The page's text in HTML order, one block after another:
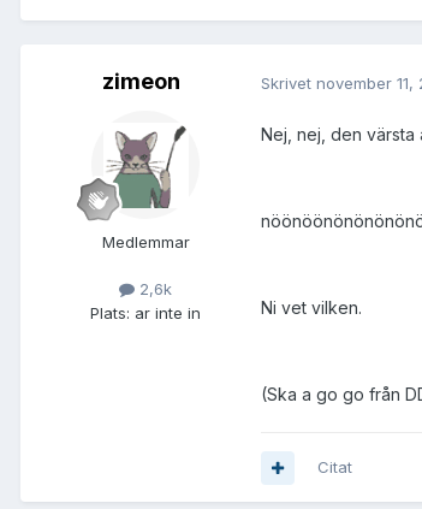
zimeon
Medlemmar
2,6k
Plats: ar inte in
Skrivet november 11,
Nej, nej, den värsta
Ni vet vilken.
(Ska a go go från
Citat